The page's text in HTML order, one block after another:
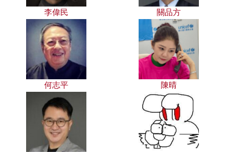
李偉民 關品方
何志平 陳晴